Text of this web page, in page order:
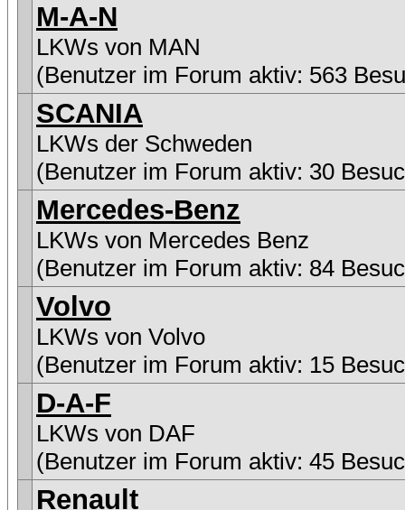
M-A-N
LKWs von MAN
(Benutzer im Forum aktiv: 563
SCANIA
LKWs der Schweden
(Benutzer im Forum aktiv: 30
Mercedes-Benz
LKWs von Mercedes Benz
(Benutzer im Forum aktiv: 84
Volvo
LKWs von Volvo
(Benutzer im Forum aktiv: 15
D-A-F
LKWs von DAF
(Benutzer im Forum aktiv: 45
Renault